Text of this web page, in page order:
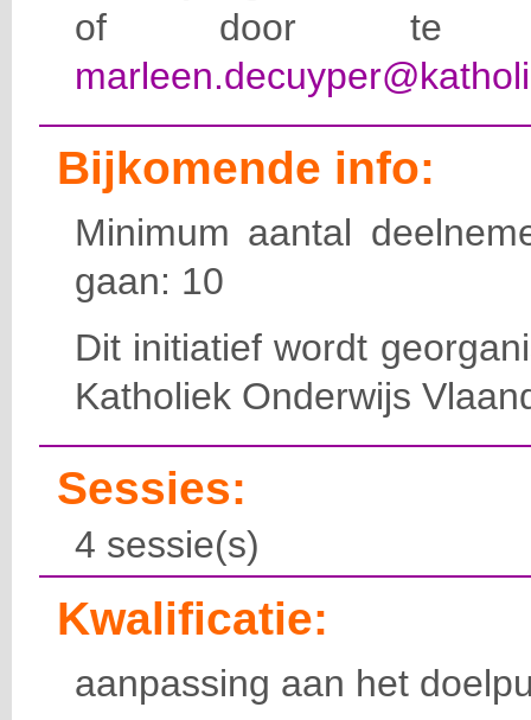
of door te e-
Bijkomende info:
Minimum aantal
gaan: 10
Dit initiatief wordt
Katholiek Onderwijs
Sessies:
4 sessie(s)
Kwalificatie:
aanpassing aan het